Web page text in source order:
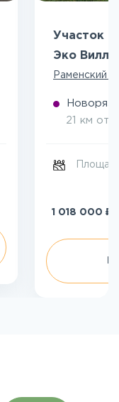
Участок 5
Эко
Раменский
21 км от
1 018 000 ₽